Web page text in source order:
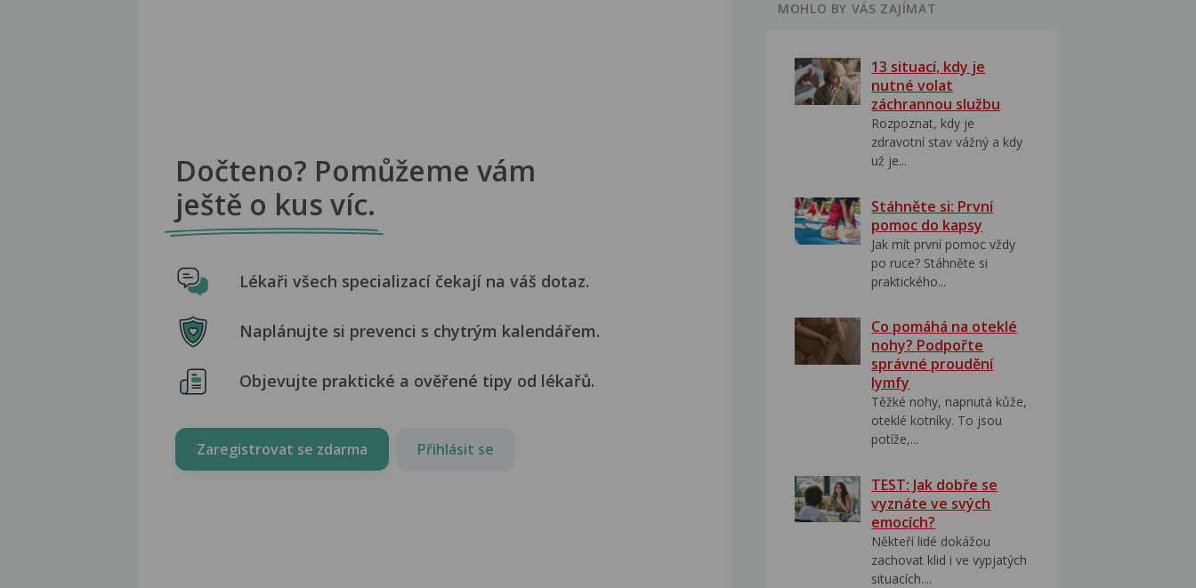
Dočteno? Pomůžeme vám
ještě o kus víc.
Lékaři všech specializací čekají na váš dotaz.
Naplánujte si prevenci s chytrým kalendářem.
Objevujte praktické a ověřené tipy od lékařů.
Zaregistrovat se zdarma Přihlásit se
MOHLO BY VÁS ZAJÍMAT
13 situací, kdy je
nutné volat
záchrannou službu
Rozpoznat, kdy je
zdravotní stav vážný a kdy
už je...
Stáhněte si: První
pomoc do kapsy
Jak mít první pomoc vždy
po ruce? Stáhněte si
praktického...
Co pomáhá na oteklé
nohy? Podpořte
správné proudění
lymfy
Těžké nohy, napnutá kůže,
oteklé kotníky. To jsou
potíže,...
TEST: Jak dobře se
vyznáte ve svých
emocích?
Někteří lidé dokážou
zachovat klid i ve vypjatých
situacích....